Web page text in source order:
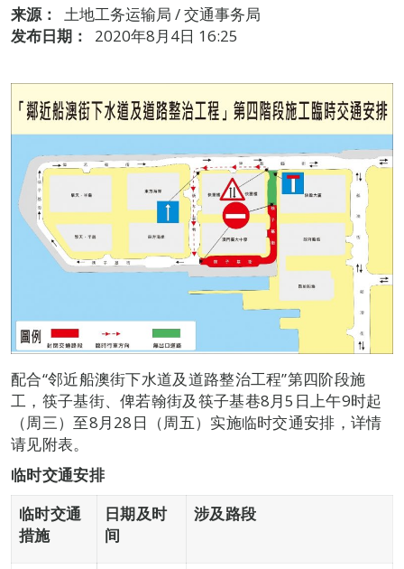
来源：
土地工务运输局 / 交通事务局
发布日期：
2020年8月4日 16:25
配合“邻近船澳街下水道及道路整治工程”第四阶段施
工，筷子基街、俾若翰街及筷子基巷8月5日上午9时起
（周三）至8月28日（周五）实施临时交通安排，详情
请见附表。
临时交通安排
临时交通
措施
日期及时
间
涉及路段